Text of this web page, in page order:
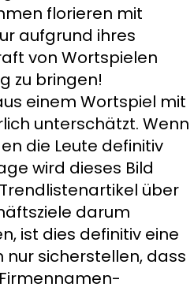
florieren mit
aufgrund ihres
von Wortspielen
zu bringen!
einem Wortspiel mit
unterschätzt. Wenn
die Leute definitiv
wird dieses Bild
über
darum
ist dies definitiv eine
nur sicherstellen, dass